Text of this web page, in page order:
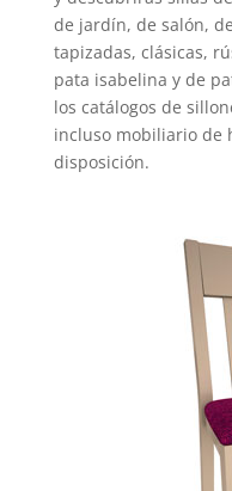
de jardín, de salón,
tapizadas, clásicas,
pata isabelina y de
los catálogos de
incluso mobiliario de
disposición.